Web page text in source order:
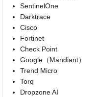
SentinelOne
Darktrace
Cisco
Fortinet
Check Point
Google（Mandiant）
Trend Micro
Torq
Dropzone AI